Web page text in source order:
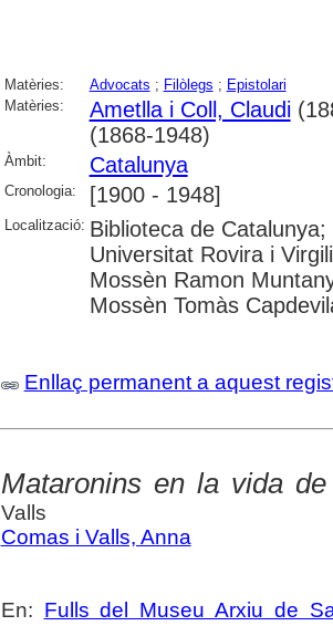
Matèries: Advocats ; Filòlegs ; Epistolari
Matèries:
Ametlla i Coll, Claudi
(1868-1948)
Àmbit: Catalunya
Cronologia: [1900 - 1948]
Localització: Biblioteca de
Universitat Rovira i
Mossèn Ramon
Mossèn Tomàs
Enllaç permanent a aquest
Mataronins en la vida
Valls
Comas i Valls, Anna
En: Fulls del Museu Arxiu de